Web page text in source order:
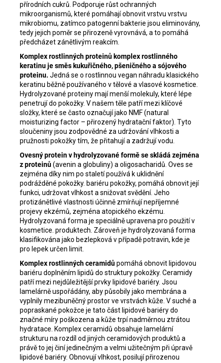
přírodních cukrů. Podporuje růst ochranných
mikroorganismů, které pomáhají obnovit vrstvu vrstvu
mikrobiomu, zatímco patogenní bakterie jsou eliminovány,
tedy jejich poměr se přirozeně vyrovnává, a to pomáhá
předcházet zánětlivým reakcím.
Komplex rostlinných proteinů komplex rostlinného
keratinu je směs kukuřičného, ​​pšeničného a sójového
proteinu. Jedná se o rostlinnou vegan náhradu klasického
keratinu běžně používaného v tělové a vlasové kosmetice.
Hydrolyzované proteiny mají menší molekuly, které lépe
penetrují do pokožky. V našem těle patří mezi klíčové
složky, které se často označují jako NMF (natural
moisturizing factor – přirozený hydratační faktor). Tyto
sloučeniny jsou zodpovědné za udržování vlhkosti a
pružnosti pokožky tím, že přitahují a zadržují vodu.
Ovesný protein v hydrolyzované formě se skládá zejména
z proteinů(avenin a globuliny) a oligosacharidů. Oves se
zejména díky nim po staletí používá k uklidnění
podrážděné pokožky. bariéru pokožky, pomáhá obnovit její
funkci, udržovat vlhkost a snižovat svědění. Jeho
protizánětlivé vlastnosti účinně zmírňují nepříjemné
projevy ekzémů, zejména atopického ekzému.
Hydrolyzovaná forma je speciálně upravena pro použití v
kosmetice. produktech. Zároveň je hydrolyzovaná forma
klasifikována jako bezlepková v případě potravin, kde je
pro lepek určen limit.
Komplex rostlinných ceramidůpomáhá obnovit lipidovou
bariéru doplněním lipidů do struktury pokožky. Ceramidy
patří mezi nejdůležitější prvky lipidové bariéry. Jsou
lamelárně uspořádány, aby působily jako membrána a
vyplnily mezibuněčný prostor ve vrstvách kůže. V suché a
popraskané pokožce je tato část lipidové bariéry do
značné míry poškozena a kůže trpí nadměrnou ztrátou
hydratace. Komplex ceramidů obsahuje lamelární
strukturu na rozdíl od jiných ceramidových produktů a
právě to jej činí jedinečným a velmi užitečným při úpravě
lipidové bariéry. Obnovují vlhkost, posilují přirozenou